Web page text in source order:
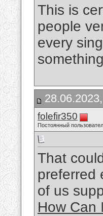
This is
people
every
folefir350
Постоянный
That
preferred
of us
How Can